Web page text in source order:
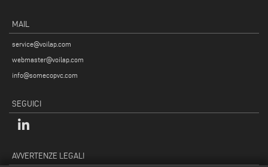
MAIL
service@voilap.com
webmaster@voilap.com
info@somecopvc.com
SEGUICI
AVVERTENZE LEGALI